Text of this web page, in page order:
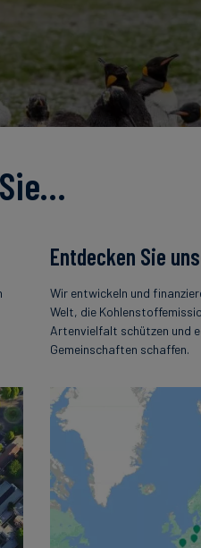
Entdecken Sie
Wir entwickeln und
Welt, die
Artenvielfalt schützen und
Gemeinschaften schaffen.